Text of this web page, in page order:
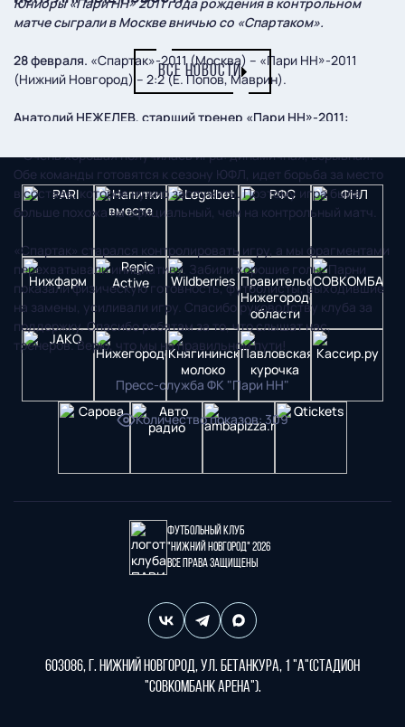
Юниоры «Пари НН» 2011 года рождения в контрольном
матче сыграли в Москве вничью со «Спартаком».
28 февраля. «Спартак»-2011 (Москва) – «Пари НН»-2011
(Нижний Новгород) – 2:2 (Е. Попов, Маврин).
Анатолий НЕЖЕЛЕВ, старший тренер «Пари НН»-2011:
– Очень хорошая получилась игра: динамичная, взрывная.
Обе команды готовятся к сезону ЮФЛ, идет борьба за место
в составе, которое нужно заслужить. Поэтому игра была
больше похожа на официальный, чем на контрольный матч.
«Спартак» старался контролировать игру, а мы фрагментами
перехватывали инициативу. Забили хорошие голы. Парни
показали физическую готовность, футболисты, выходившие
на замены, усиливали игру. Спасибо руководству клуба за
поддержку. Спасибо ребятам за то, что слышат нас,
тренеров. Верю, что мы на правильном пути!
Пресс-служба ФК "Пари НН"
Количество показов:309
ВСЕ НОВОСТИ
Футбольный клуб
"Нижний Новгород" 2026
Все права защищены
603086, г. Нижний Новгород, ул. Бетанкура, 1 "А"(стадион
"СОВКОМБАНК АРЕНА").